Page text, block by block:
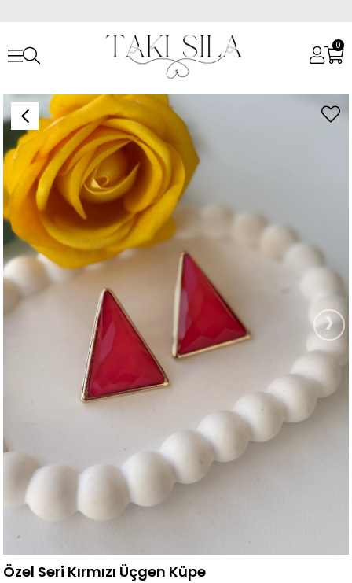
0
Özel Seri Kırmızı Üçgen Küpe
›
Özel Seri Kırmızı Üçgen Küpe